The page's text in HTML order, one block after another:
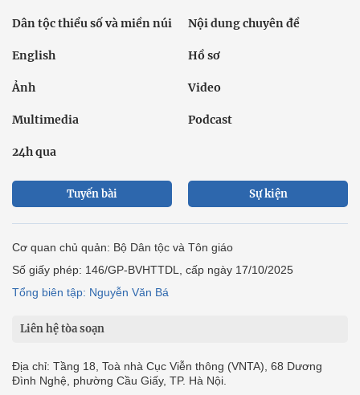
Dân tộc thiểu số và miền núi Nội dung chuyên đề
English Hồ sơ
Ảnh Video
Multimedia Podcast
24h qua
Tuyến bài Sự kiện
Cơ quan chủ quản: Bộ Dân tộc và Tôn giáo
Số giấy phép: 146/GP-BVHTTDL, cấp ngày 17/10/2025
Tổng biên tập: Nguyễn Văn Bá
Liên hệ tòa soạn
Địa chỉ: Tầng 18, Toà nhà Cục Viễn thông (VNTA), 68 Dương
Đình Nghệ, phường Cầu Giấy, TP. Hà Nội.